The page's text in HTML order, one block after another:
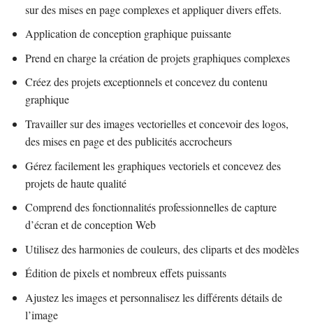
sur des mises en page complexes et appliquer divers effets.
Application de conception graphique puissante
Prend en charge la création de projets graphiques complexes
Créez des projets exceptionnels et concevez du contenu
graphique
Travailler sur des images vectorielles et concevoir des logos,
des mises en page et des publicités accrocheurs
Gérez facilement les graphiques vectoriels et concevez des
projets de haute qualité
Comprend des fonctionnalités professionnelles de capture
d’écran et de conception Web
Utilisez des harmonies de couleurs, des cliparts et des modèles
Édition de pixels et nombreux effets puissants
Ajustez les images et personnalisez les différents détails de
l’image